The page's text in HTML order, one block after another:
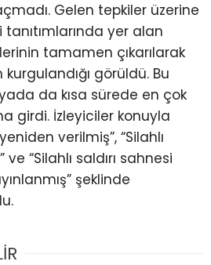
Gelen tepkiler üzerine
yer alan
tamamen çıkarılarak
görüldü. Bu
da kısa sürede en çok
girdi. İzleyiciler konuyla
verilmiş”, “Silahlı
“Silahlı saldırı sahnesi
şeklinde